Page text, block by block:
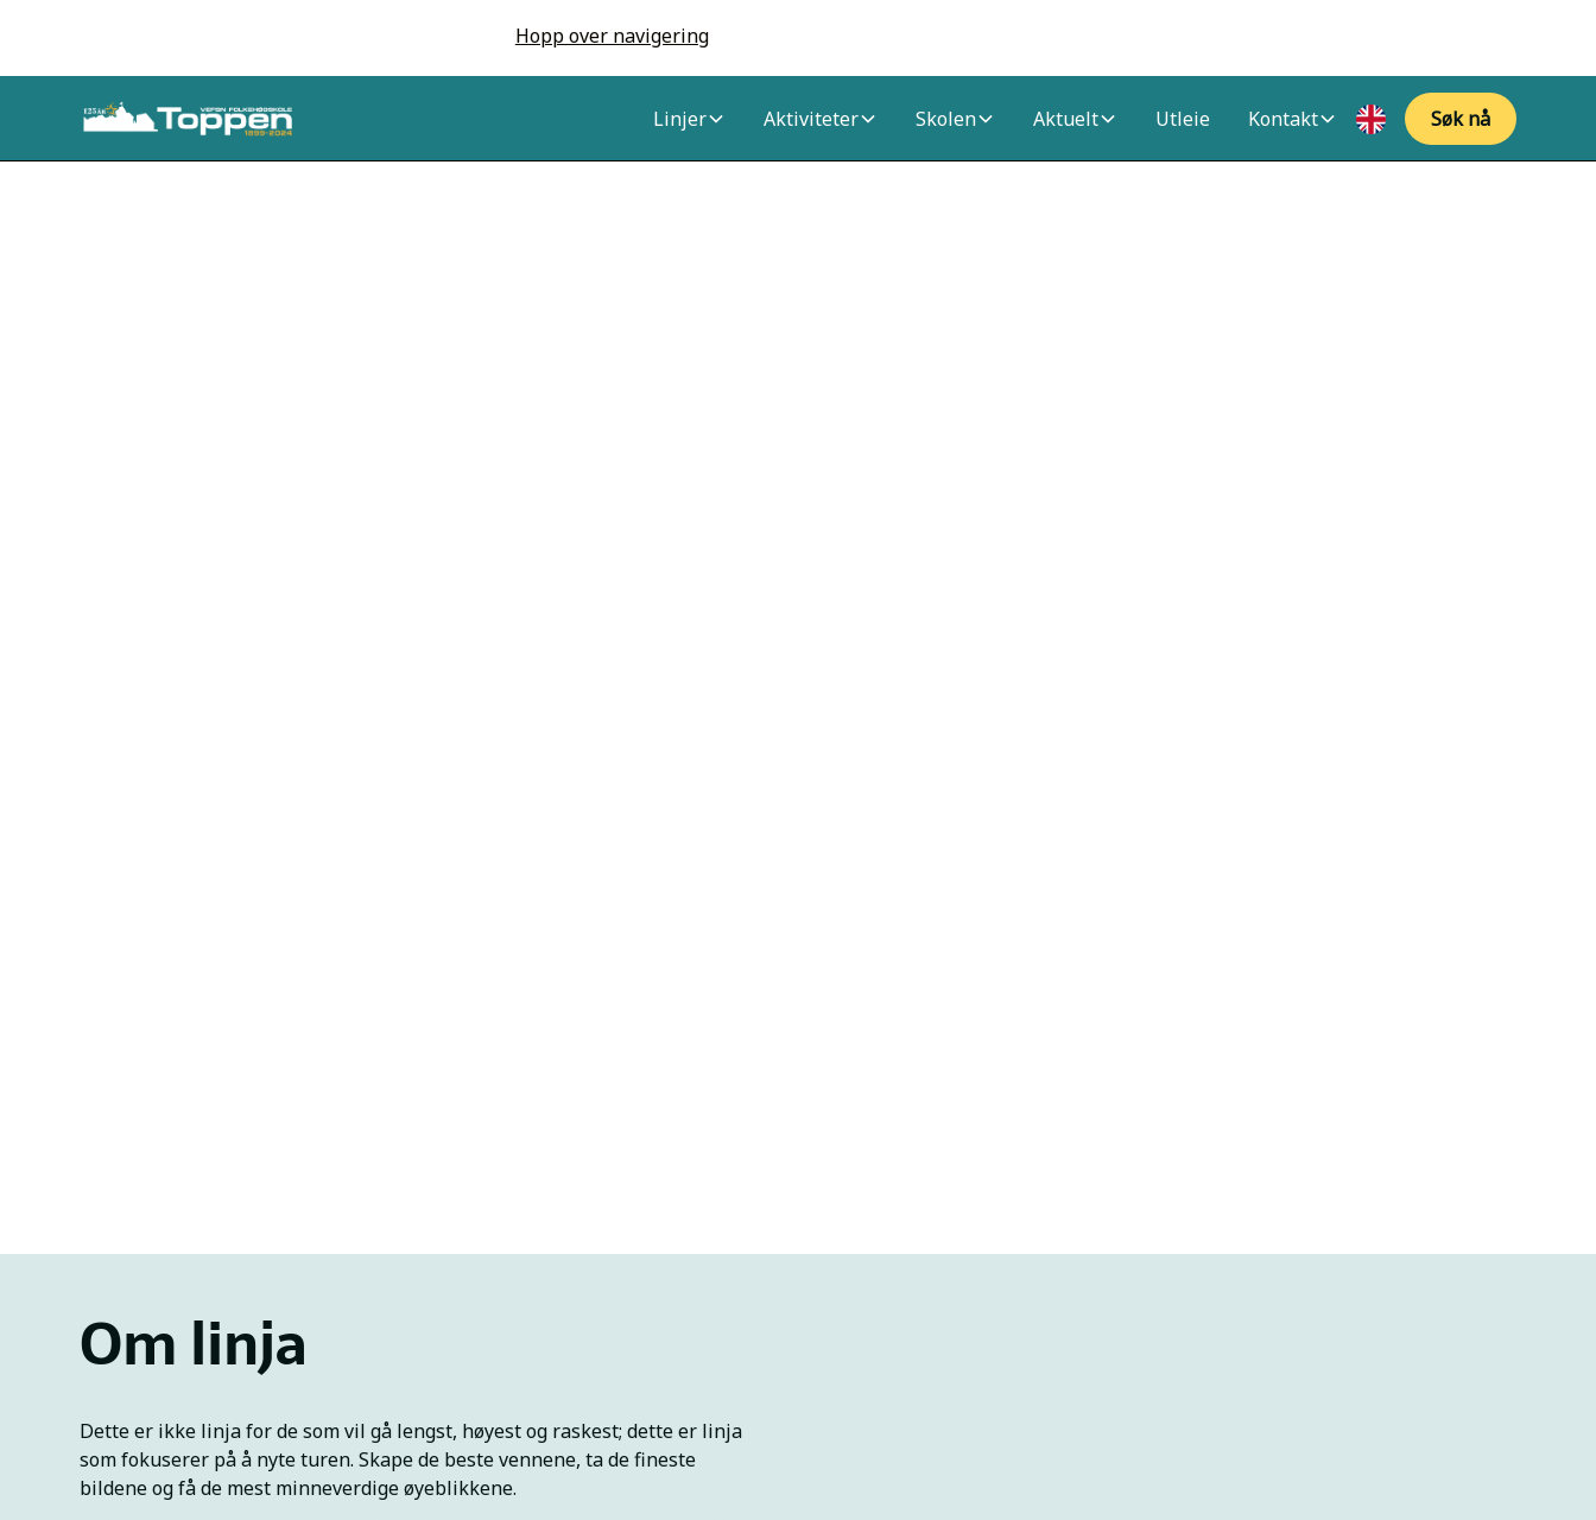
Hopp over navigering
Linjer Aktiviteter Skolen Aktuelt Utleie Kontakt Søk nå
Om linja
Dette er ikke linja for de som vil gå lengst, høyest og raskest; dette er linja
som fokuserer på å nyte turen. Skape de beste vennene, ta de fineste
bildene og få de mest minneverdige øyeblikkene.